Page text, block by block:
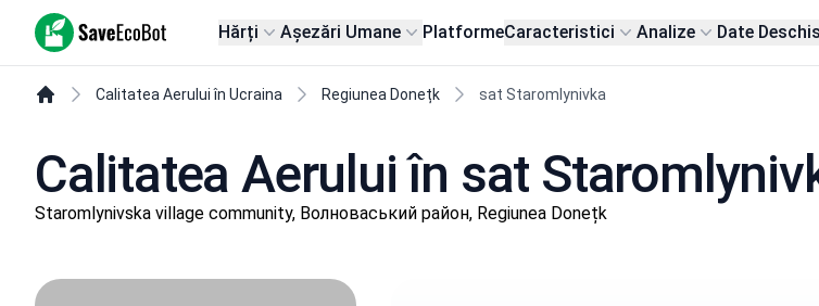
SaveEcoBot Hărți Așezări Umane PlatformeCaracteristici Analize Date
Calitatea Aerului în Ucraina Regiunea Donețk sat Staromlynivka
Calitatea Aerului în sat
Staromlynivska village community, Волноваський район, Regiunea Donețk